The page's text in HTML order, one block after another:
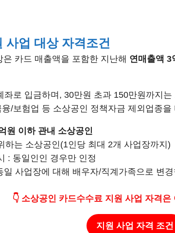
사업 대상 자격조건
카드 매출액을 포함한 지난해 연매출액 3
로 입금하며, 30만원 초과 150만원까지
/보험업 등 소상공인 정책자금 제외업종
원 이하 관내 소상공인
하는 소상공인(1인당 최대 2개 사업장까지)
: 동일인인 경우만 인정
사업장에 대해 배우자/직계가족으로 변
👇 소상공인 카드수수료 지원 사업 자격은
지원 사업 자격 조건